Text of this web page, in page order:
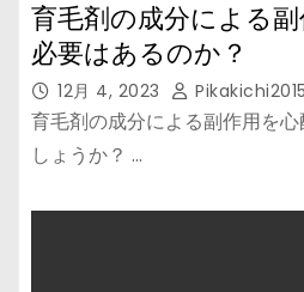
育毛剤の成分による
必要はあるのか？
12月 4, 2023
育毛剤の成分による副作用を
しょうか？ …